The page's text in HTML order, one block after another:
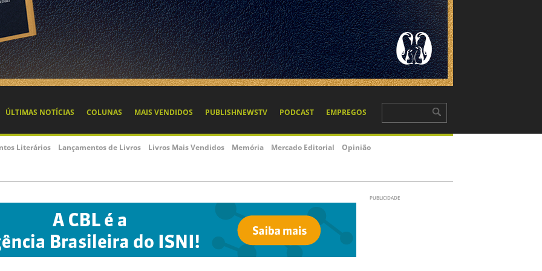
ÚLTIMAS NOTÍCIAS COLUNAS MAIS VENDIDOS PUBLISHNEWSTV PODCAST EMPREGOS
Literários Lançamentos de Livros Livros Mais Vendidos Memória Mercado Editorial Opinião
PUBLICIDADE